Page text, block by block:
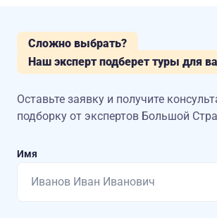
Сложно выбрать?
Наш эксперт подберет туры для
Оставьте заявку и получите
подборку от экспертов Большой
Имя